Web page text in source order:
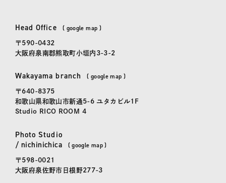
本社
Head Office ( google map )
〒590-0432
大阪府泉南郡熊取町小垣内3-3-2
和歌山事務所
Wakayama branch ( google map )
〒640-8375
和歌山県和歌山市新通5-6 ユタカビル1F
Studio RICO ROOM 4
かしこまらない写真館「
Photo Studio
/ nichinichica (google map)
〒598-0021
大阪府泉佐野市日根野277-3